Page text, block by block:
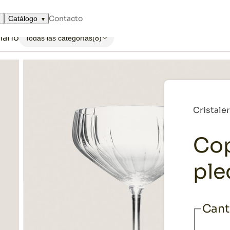
Catálogo Contacto
cava plec
Todas las categorías(8)